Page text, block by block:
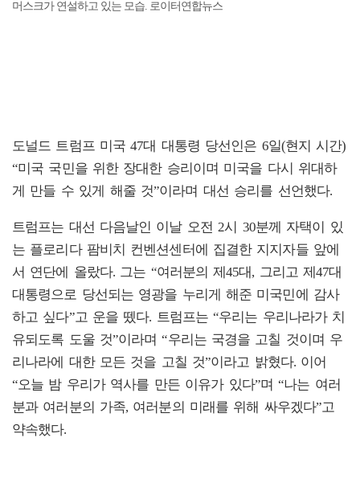
머스크가 연설하고 있는 모습. 로이터연합뉴스
도널드 트럼프 미국 47대 대통령 당선인은 6일(현지 시간)
“미국 국민을 위한 장대한 승리이며 미국을 다시 위대하
게 만들 수 있게 해줄 것”이라며 대선 승리를 선언했다.
트럼프는 대선 다음날인 이날 오전 2시 30분께 자택이 있
는 플로리다 팜비치 컨벤션센터에 집결한 지지자들 앞에
서 연단에 올랐다. 그는 “여러분의 제45대, 그리고 제47대
대통령으로 당선되는 영광을 누리게 해준 미국민에 감사
하고 싶다”고 운을 뗐다. 트럼프는 “우리는 우리나라가 치
유되도록 도울 것”이라며 “우리는 국경을 고칠 것이며 우
리나라에 대한 모든 것을 고칠 것”이라고 밝혔다. 이어
“오늘 밤 우리가 역사를 만든 이유가 있다”며 “나는 여러
분과 여러분의 가족, 여러분의 미래를 위해 싸우겠다”고
약속했다.